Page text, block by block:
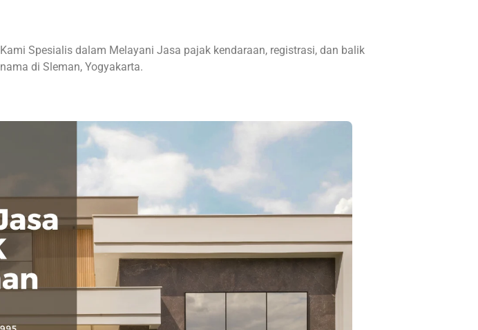
Kami Spesialis dalam Melayani Jasa pajak kendaraan, registrasi, dan balik
nama di Sleman, Yogyakarta.